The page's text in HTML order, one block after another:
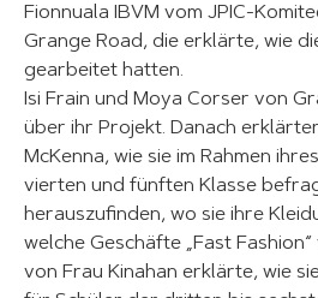
Fionnuala IBVM vom JPIC-
Grange Road, die erklärte, wie
gearbeitet hatten.
Isi Frain und Moya Corser von
über ihr Projekt. Danach
McKenna, wie sie im Rahmen
vierten und fünften Klasse
herauszufinden, wo sie ihre
welche Geschäfte „Fast
von Frau Kinahan erklärte, wie